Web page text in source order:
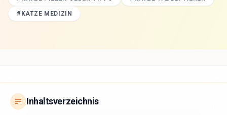
# KATZE MEDIZIN
Inhaltsverzeichnis